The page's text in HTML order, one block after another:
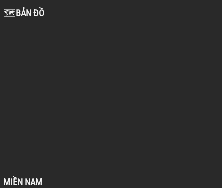
🗺️BẢN ĐỒ
MIỀN NAM